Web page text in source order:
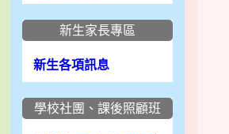
新生家長專區
新生各項訊息
學校社團、課後照顧班